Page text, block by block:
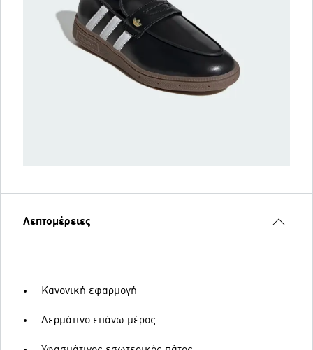
Λεπτομέρειες
Κανονική εφαρμογή
Δερμάτινο επάνω μέρος